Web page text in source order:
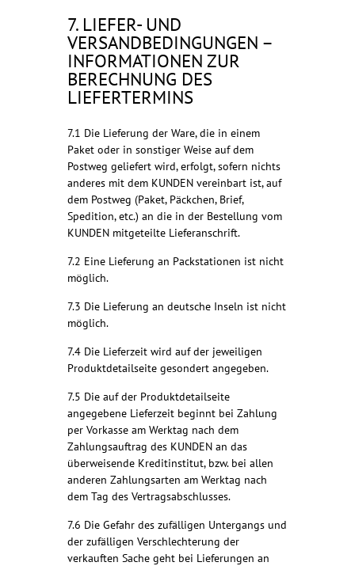
7. LIEFER- UND
VERSANDBEDINGUNGEN –
INFORMATIONEN ZUR
BERECHNUNG DES
LIEFERTERMINS
7.1 Die Lieferung der Ware, die in einem
Paket oder in sonstiger Weise auf dem
Postweg geliefert wird, erfolgt, sofern nichts
anderes mit dem KUNDEN vereinbart ist, auf
dem Postweg (Paket, Päckchen, Brief,
Spedition, etc.) an die in der Bestellung vom
KUNDEN mitgeteilte Lieferanschrift.
7.2 Eine Lieferung an Packstationen ist nicht
möglich.
7.3 Die Lieferung an deutsche Inseln ist nicht
möglich.
7.4 Die Lieferzeit wird auf der jeweiligen
Produktdetailseite gesondert angegeben.
7.5 Die auf der Produktdetailseite
angegebene Lieferzeit beginnt bei Zahlung
per Vorkasse am Werktag nach dem
Zahlungsauftrag des KUNDEN an das
überweisende Kreditinstitut, bzw. bei allen
anderen Zahlungsarten am Werktag nach
dem Tag des Vertragsabschlusses.
7.6 Die Gefahr des zufälligen Untergangs und
der zufälligen Verschlechterung der
verkauften Sache geht bei Lieferungen an